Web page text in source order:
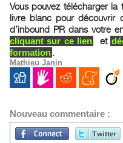
Vous pouvez télécharger la
livre blanc pour découvrir
d’inbound PR dans votre
cliquant sur ce lien
et
formation.
Mathieu Janin
Nouveau commentaire :